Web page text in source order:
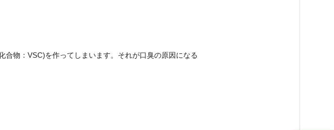
合物：VSC)を作ってしまいます。それが口臭の原因になる